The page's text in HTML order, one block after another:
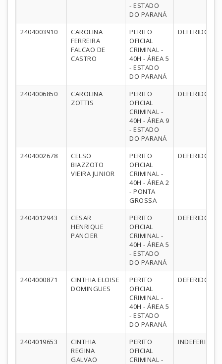
- ESTADO
DO PARANÁ
2404003910
CAROLINA
FERREIRA
FALCAO DE
CASTRO
PERITO
OFICIAL
CRIMINAL -
40H - ÁREA 5
- ESTADO
DO PARANÁ
DEFERIDO
2404006850
CAROLINA
ZOTTIS
PERITO
OFICIAL
CRIMINAL -
40H - ÁREA 9
- ESTADO
DO PARANÁ
DEFERIDO
2404002678
CELSO
BIAZZOTO
VIEIRA JUNIOR
PERITO
OFICIAL
CRIMINAL -
40H - ÁREA 2
- PONTA
GROSSA
DEFERIDO
2404012943
CESAR
HENRIQUE
PANCIER
PERITO
OFICIAL
CRIMINAL -
40H - ÁREA 5
- ESTADO
DO PARANÁ
DEFERIDO
2404000871
CINTHIA ELOISE
DOMINGUES
PERITO
OFICIAL
CRIMINAL -
40H - ÁREA 5
- ESTADO
DO PARANÁ
DEFERIDO
2404019653
CINTHIA
REGINA
GALVAO
PERITO
OFICIAL
CRIMINAL -
INDEFERIDO